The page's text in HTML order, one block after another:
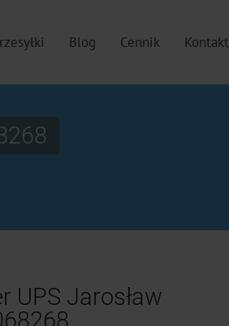
Blog Cennik Kontakt
UPS Jarosław